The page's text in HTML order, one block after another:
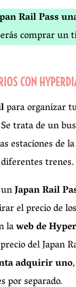
Rail Pass
comprar un
CON
para organizar
trata de un
estaciones de
trenes.
Japan Rail
el precio de
laweb de
del Japan
adquirir uno
por separado.